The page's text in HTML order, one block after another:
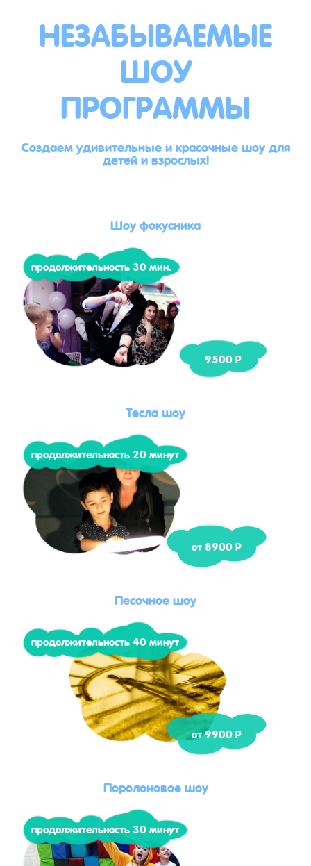
НЕЗАБЫВАЕМЫЕ
ШОУ
ПРОГРАММЫ
Создаем удивительные и красочные шоу для
детей и взрослых!
Шоу фокусника
продолжительность 30 мин.
9500 Р
Тесла шоу
продолжительность 20 минут
от 8900 Р
Песочное шоу
продолжительность 40 минут
от 9900 Р
Поролоновое шоу
продолжительность 30 минут